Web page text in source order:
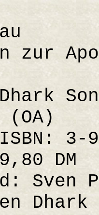
zur
3-
DM
Dhark